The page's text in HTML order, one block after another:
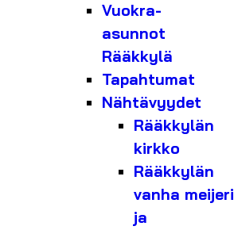
Vuokra-
asunnot
Rääkkylä
Tapahtumat
Nähtävyydet
Rääkkylän
kirkko
Rääkkylän
vanha meijeri
ja